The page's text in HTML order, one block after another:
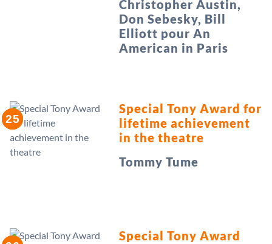
Christopher Austin,
Don Sebesky, Bill
Elliott pour An
American in Paris
Special Tony Award for
lifetime achievement
in the theatre
Tommy Tume
Special Tony Award